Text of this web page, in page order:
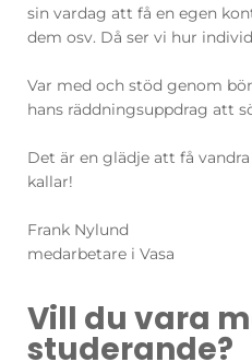
sin vardag att få en egen
dem osv. Då ser vi hur
Var med och stöd genom
hans räddningsuppdrag att
Det är en glädje att få
kallar!
Frank Nylund
medarbetare i Vasa
Vill du vara
studerande?